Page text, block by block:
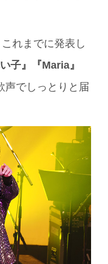
れまでに発表し
子』『Maria』
声でしっとりと届